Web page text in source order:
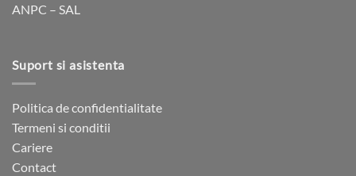
ANPC – SAL
Suport si asistenta
Politica de confidentialitate
Termeni si conditii
Cariere
Contact